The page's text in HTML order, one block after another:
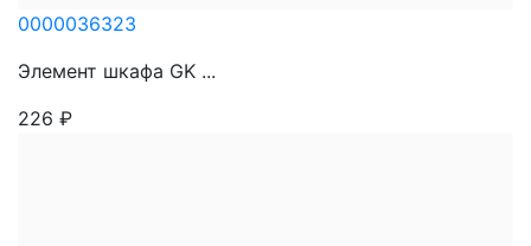
0000036323
Элемент шкафа GK ...
226 ₽